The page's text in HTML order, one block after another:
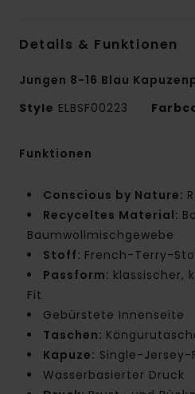
Details & Funktionen
Jungen 8-16 Blau
Style ELBSF00223
Funktionen
Conscious by Nature:
Recyceltes Material:
Baumwollmischgewebe
Stoff: French-Terry-
Passform: klassischer,
Fit
Gebürstete Innenseite
Taschen:
Kapuze: Single-Jersey-
Wasserbasierter Druck